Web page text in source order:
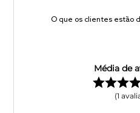
O que os clientes estão
Média de
1